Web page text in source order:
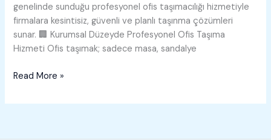
genelinde sunduğu profesyonel ofis taşımacılığı hizmetiyle
firmalara kesintisiz, güvenli ve planlı taşınma çözümleri
sunar. 🏢 Kurumsal Düzeyde Profesyonel Ofis Taşıma
Hizmeti Ofis taşımak; sadece masa, sandalye
Ofis
Hizmeti
Read More »